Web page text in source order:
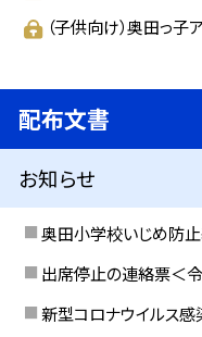
（子供向け）奥田っ子
配布文書
お知らせ
奥田小学校いじめ防止
出席停止の連絡票＜
新型コロナウイルス